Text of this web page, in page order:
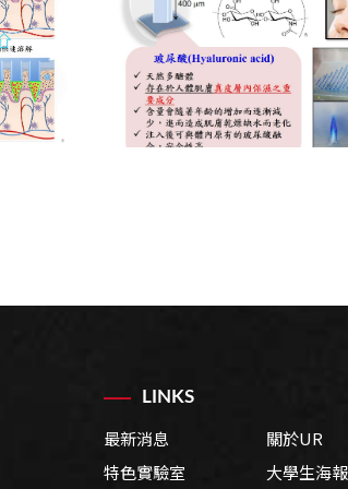
LINKS
最新消息
關於UR
特色實驗室
大學生海